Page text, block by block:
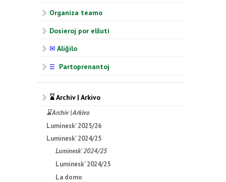
Organiza teamo
Dosieroj por elŝuti
✉ Aliĝilo
☰ Partoprenantoj
⌛ Archiv | Arkivo
⌛ Archiv | Arkivo
Luminesk' 2025/26
Luminesk' 2024/25
Luminesk' 2024/25
Luminesk' 2024/25
La domo